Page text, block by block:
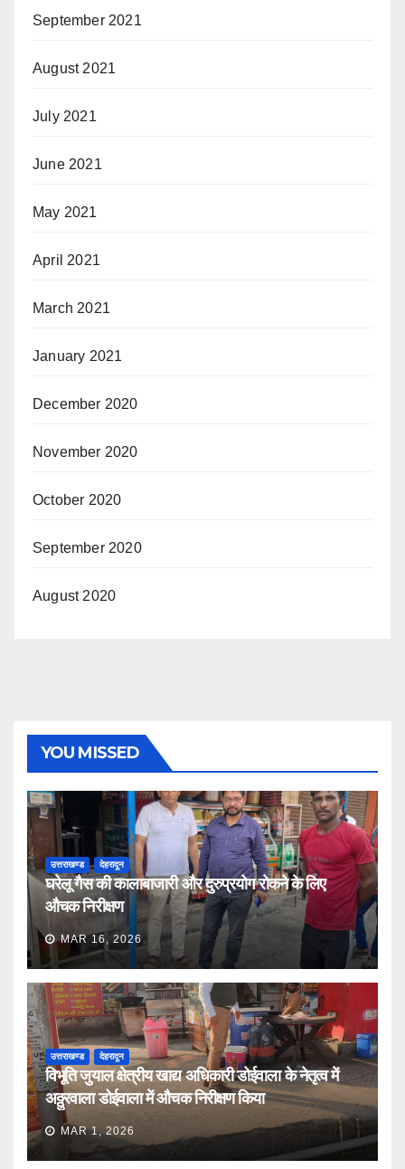
September 2021
August 2021
July 2021
June 2021
May 2021
April 2021
March 2021
January 2021
December 2020
November 2020
October 2020
September 2020
August 2020
YOU MISSED
उत्तराखण्ड देहरादून
घरेलू गैस की कालाबाजारी और दुरुप्रयोग रोकने के लिए
औचक निरीक्षण
MAR 16, 2026
उत्तराखण्ड देहरादून
विभूति जुयाल क्षेत्रीय खाद्य अधिकारी डोईवाला के नेतृत्व में
अठ्ठुरवाला डोईवाला में औचक निरीक्षण किया
MAR 1, 2026